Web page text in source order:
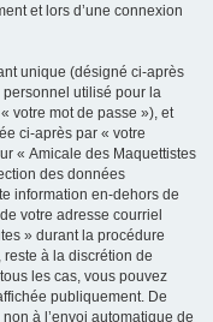
et lors d’une connexion
unique (désigné ci-après
personnel utilisé pour la
votre mot de passe »), et
ci-après par « votre
« Amicale des Maquettistes
des données
information en-dehors de
votre adresse courriel
» durant la procédure
reste à la discrétion de
les cas, vous pouvez
publiquement. De
à l’envoi automatique de